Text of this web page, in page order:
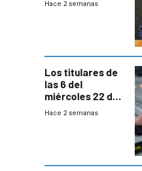
Hace 2 semanas
Los titulares de
las 6 del
miércoles 22 de
julio de 2026
Hace 2 semanas